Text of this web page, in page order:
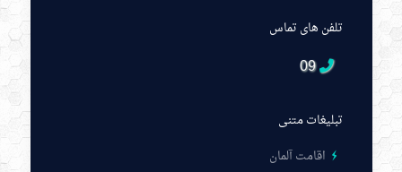
تلفن های تماس
09
تبلیغات متنی
اقامت آلمان